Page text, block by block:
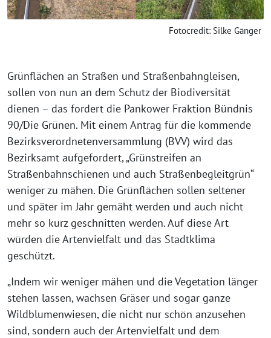
Fotocredit: Silke Gänger
Grünflächen an Straßen und Straßenbahngleisen,
sollen von nun an dem Schutz der Biodiversität
dienen – das fordert die Pankower Fraktion Bündnis
90/Die Grünen. Mit einem Antrag für die kommende
Bezirksverordnetenversammlung (BVV) wird das
Bezirksamt aufgefordert, „Grünstreifen an
Straßenbahnschienen und auch Straßenbegleitgrün“
weniger zu mähen. Die Grünflächen sollen seltener
und später im Jahr gemäht werden und auch nicht
mehr so kurz geschnitten werden. Auf diese Art
würden die Artenvielfalt und das Stadtklima
geschützt.
„Indem wir weniger mähen und die Vegetation länger
stehen lassen, wachsen Gräser und sogar ganze
Wildblumenwiesen, die nicht nur schön anzusehen
sind, sondern auch der Artenvielfalt und dem